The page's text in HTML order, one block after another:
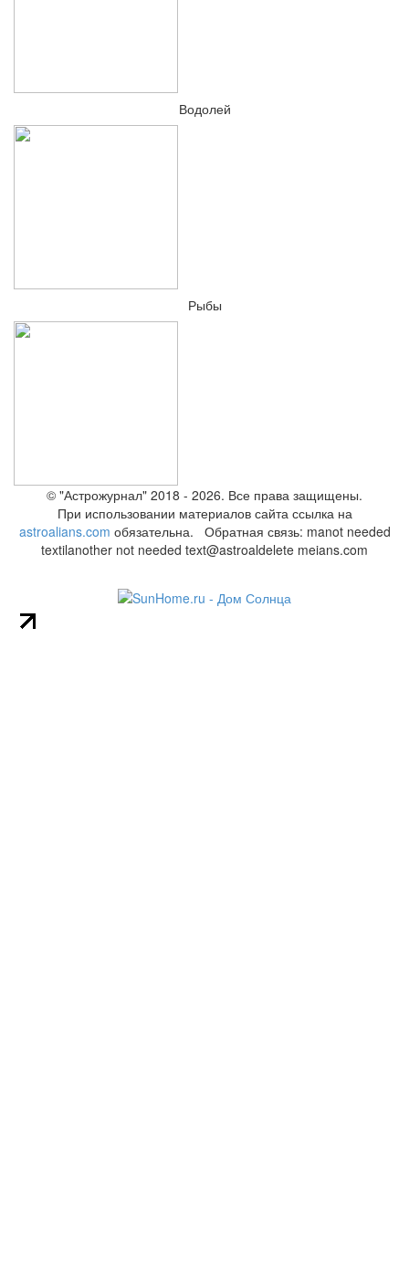
Водолей
Рыбы
© "Астрожурнал" 2018 - 2026. Все права защищены.
При использовании материалов сайта ссылка на
astroalians.com обязательна. Обратная связь: manot needed
textilanother not needed text@astroaldelete meians.com